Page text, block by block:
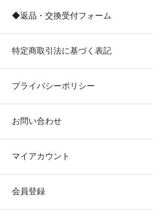
◆返品・交換受付フォーム
特定商取引法に基づく表記
プライバシーポリシー
お問い合わせ
マイアカウント
会員登録